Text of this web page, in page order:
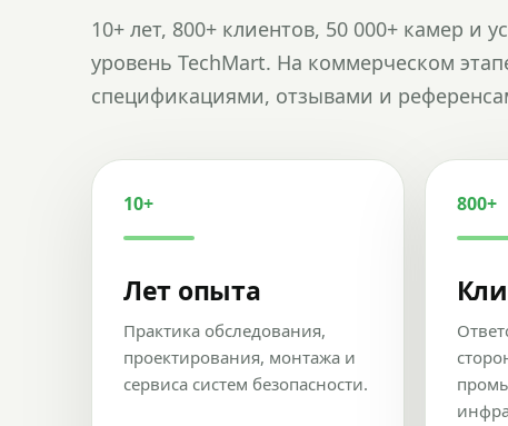
10+ лет, 800+ клиентов, 50 000+ камер и
уровень TechMart. На коммерческом
спецификациями, отзывами и
10+
Лет опыта
Практика обследования,
проектирования, монтажа и
сервиса систем безопасности.
800+